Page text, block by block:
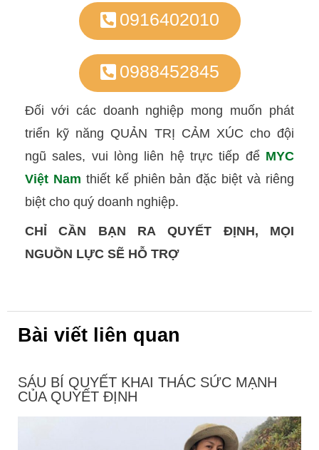
0916402010
0988452845
Đối với các doanh nghiệp mong muốn phát
triển kỹ năng QUẢN TRỊ CẢM XÚC cho đội
ngũ sales, vui lòng liên hệ trực tiếp để MYC
Việt Nam thiết kế phiên bản đặc biệt và riêng
biệt cho quý doanh nghiệp.
CHỈ CẦN BẠN RA QUYẾT ĐỊNH, MỌI
NGUỒN LỰC SẼ HỖ TRỢ
Bài viết liên quan
SÁU BÍ QUYẾT KHAI THÁC SỨC MẠNH
CỦA QUYẾT ĐỊNH